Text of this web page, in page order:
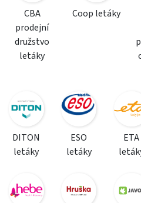
CBA
prodejní
družstvo
letáky
Coop letáky
DITON
letáky
ESO
letáky
ETA